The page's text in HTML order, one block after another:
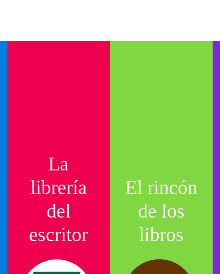
La
librería
del
escritor
El rincón
de los
libros